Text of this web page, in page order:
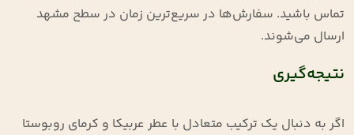
تماس باشید. سفارش‌ها در سریع‌ترین زمان در سطح مشهد
ارسال می‌شوند.
نتیجه‌گیری
اگر به دنبال یک ترکیب متعادل با عطر عربیکا و کرمای روبوستا